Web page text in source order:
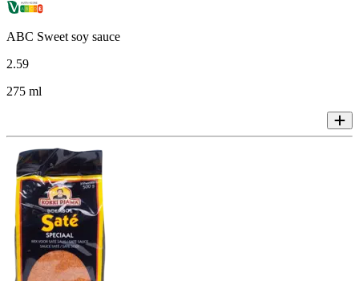
ABC Sweet soy sauce
2.59
275 ml